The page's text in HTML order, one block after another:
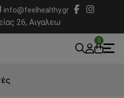
info@feelhealthy.gr
26, Αιγαλεω
0